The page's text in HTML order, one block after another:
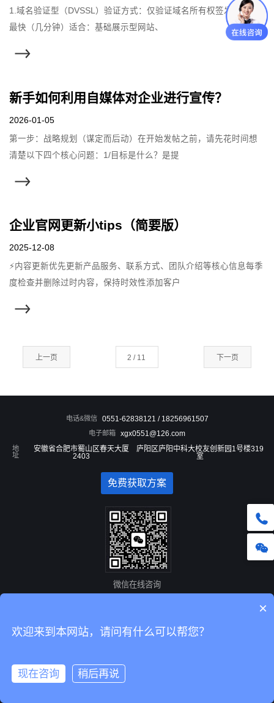
1.域名验证型（DVSSL）验证方式：仅验证域名所有权签发速度：
最快（几分钟）适合：基础展示型网站、
新手如何利用自媒体对企业进行宣传？
2026-01-05
第一步：战略规划（谋定而后动）在开始发帖之前，请先花时间想
清楚以下四个核心问题：1/目标是什么？是提
企业官网更新小tips（简要版）
2025-12-08
⚡内容更新优先更新产品服务、联系方式、团队介绍等核心信息每季
度检查并删除过时内容，保持时效性添加客户
上一页 下一页
电话&微信 0551-62838121 / 18256961507
电子邮箱 xgx0551@126.com
地
址
安徽省合肥市蜀山区春天大厦
2403
庐阳区庐阳中科大校友创新园1号楼319
室
免费获取方案
微信在线咨询
网络公司、安徽网络公司
皖公网安备 34010402700132号
×
欢迎来到本网站，请问有什么可以帮您？
现在咨询 稍后再说